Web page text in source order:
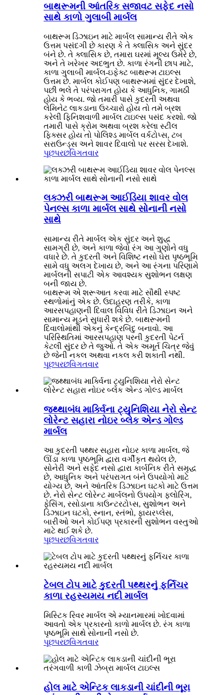
બાથરૂમની આંતરિક સજાવટ સફેદ નસો
સાથે કાળો ગુલાબી માર્બલ
બાથરૂમ ડિઝાઇન માટે માર્બલ સામાન્ય રીતે એક
ઉત્તમ પસંદગી છે કારણ કે તે ક્લાસિક અને સુંદર
બંને છે. તે ક્લાસિક છે, તમારા ઘરમાં મૂલ્ય ઉમેરે છે,
અને તે ખરેખર અદભુત છે. કાળા રંગની છાપ માટે,
કાળા ગુલાબી માર્બલ-ઇફેક્ટ બાથરૂમ ટાઇલ્સ
ઉત્તમ છે. માર્બલ કોઈપણ બાથરૂમમાં સુંદર દેખાશે,
પછી ભલે તે પરંપરાગત હોય કે આધુનિક, ગામઠી
હોય કે ભવ્ય. જો તમારી પાસે કુદરતી અથવા
લેમિનેટ લાકડાના ઉચ્ચારો હોય તો તમે બ્રશ
કરેલી ફિનિશવાળી માર્બલ ટાઇલ્સ પસંદ કરશો. જો
તમારી પાસે ક્રોમ અથવા બ્રશ કરેલા સ્ટીલ
ફિક્સર હોય તો પોલિશ્ડ માર્બલ વર્કટોપ્સ, ટબ
સરાઉન્ડ્સ અને શાવર દિવાલો પર સરસ દેખાશે.
પૂછપરછવિગતવાર
લક્ઝરી બાથરૂમ આઈડિયા શાવર વોલ
પેનલ્સ કાળા માર્બલ સાથે સોનાની નસો
સાથે
સામાન્ય રીતે માર્બલ એક સુંદર અને શુદ્ધ
સામગ્રી છે, અને કાળા જેવો રંગ આ ગુણોને વધુ
વધારે છે. તે કુદરતી અને વિશિષ્ટ નસો ઘેરા પૃષ્ઠભૂમિ
સામે વધુ અલગ દેખાય છે, અને આ રંગના પરિણામે
માર્બલની સપાટી એક આવશ્યક સુશોભન લક્ષણ
બની જાય છે.
બાથરૂમ એ શરૂઆત કરવા માટે સૌથી સ્પષ્ટ
સ્થળોમાંનું એક છે. ઉદાહરણ તરીકે, કાળા
આરસપહાણની દિવાલ વિવિધ રીતે ડિઝાઇન અને
સામાન્ય મૂડને સુધારી શકે છે. બાથરૂમની
દિવાલોમાંથી એકનું કેન્દ્રબિંદુ બનાવો. આ
પરિસ્થિતિમાં આરસપહાણ પરની કુદરતી પેટર્ન
કેટલી સુંદર છે તે જુઓ. તે એક અમૂર્ત ચિત્ર જેવું
છે જેની નકલ અથવા નકલ કરી શકાતી નથી.
પૂછપરછવિગતવાર
જથ્થાબંધ માર્ક્વિના ટ્યુનિશિયા નેરો સેન્ટ
લોરેન્ટ સહારા નોઇર બ્લેક એન્ડ ગોલ્ડ
માર્બલ
આ કુદરતી પથ્થર સહારા નોઇર કાળા માર્બલ, જે
ઊંડા કાળા પૃષ્ઠભૂમિ દ્વારા વર્ગીકૃત થયેલ છે,
સોનેરી અને સફેદ નસો દ્વારા કાર્બનિક રીતે સમૃદ્ધ
છે, આધુનિક અને પરંપરાગત બંને ઉપયોગો માટે
યોગ્ય છે, અને આંતરિક ડિઝાઇન ઘટકો માટે ઉત્તમ
છે. નેરો સેન્ટ લોરેન્ટ માર્બલનો ઉપયોગ ફ્લોરિંગ,
ફેસિંગ, રસોડાના કાઉન્ટરટોપ્સ, સુશોભન અને
ડિઝાઇન ઘટકો, સ્નાન, સ્તંભો, ફાયરપ્લેસ,
બારીઓ અને કોઈપણ પ્રકારની સુશોભન વસ્તુઓ
માટે થઈ શકે છે.
પૂછપરછવિગતવાર
ટેબલ ટોપ માટે કુદરતી પથ્થરનું ફર્નિચર
કાળા રહસ્યમય નદી માર્બલ
મિસ્ટિક રિવર માર્બલ એ મ્યાનમારમાં ખોદવામાં
આવતો એક પ્રકારનો કાળો માર્બલ છે. રંગ કાળા
પૃષ્ઠભૂમિ સાથે સોનાની નસો છે.
પૂછપરછવિગતવાર
હોલ માટે એન્ટિક લાકડાની ચાંદીની ભૂરા